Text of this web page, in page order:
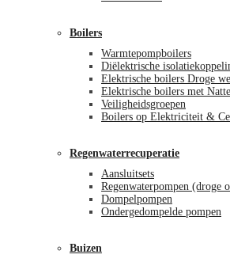
Boilers
Warmtepompboilers
Diëlektrische
Elektrische boilers Droge
Elektrische boilers met
Veiligheidsgroepen
Boilers op Elektriciteit &
Regenwaterrecuperatie
Aansluitsets
Regenwaterpompen (droge
Dompelpompen
Ondergedompelde pompen
Buizen